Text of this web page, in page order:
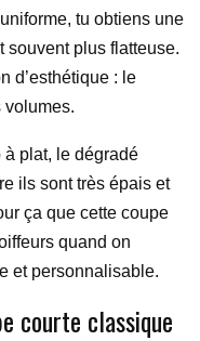
tu obtiens une
souvent plus flatteuse.
d’esthétique : le
volumes.
à plat, le dégradé
ils sont très épais et
ça que cette coupe
quand on
et personnalisable.
courte classique